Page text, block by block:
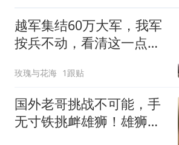
越军集结60万大军，我军
按兵不动，看清这一点便
玫瑰与花海 1跟贴
国外老哥挑战不可能，手
无寸铁挑衅雄狮！雄狮居